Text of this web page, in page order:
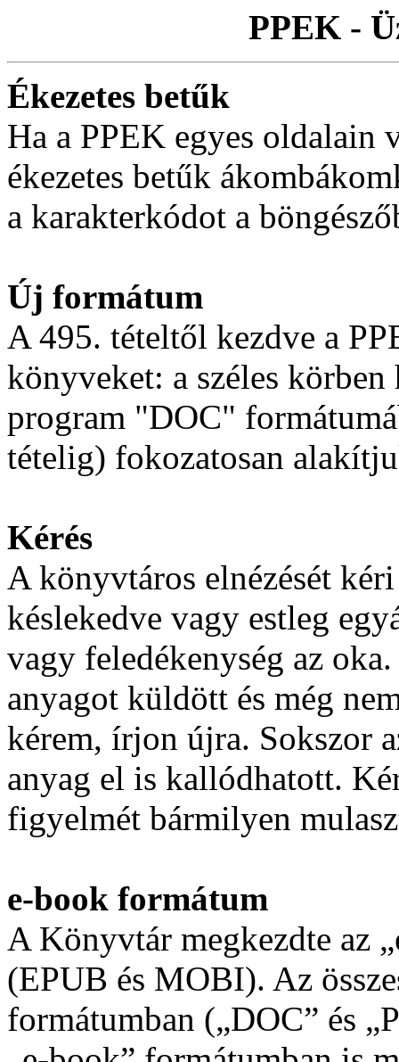
PPEK -
Ékezetes betűk
Ha a PPEK egyes oldalain
ékezetes betűk
a karakterkódot a
Új formátum
A 495. tételtől kezdve a
könyveket: a széles
program "DOC"
tételig) fokozatosan
Kérés
A könyvtáros elnézését
késlekedve vagy estleg
vagy feledékenység az
anyagot küldött és még
kérem, írjon újra. Sokszor
anyag el is kallódhatott.
figyelmét bármilyen
e-book formátum
A Könyvtár megkezdte az
(EPUB és MOBI). Az
formátumban („DOC” és